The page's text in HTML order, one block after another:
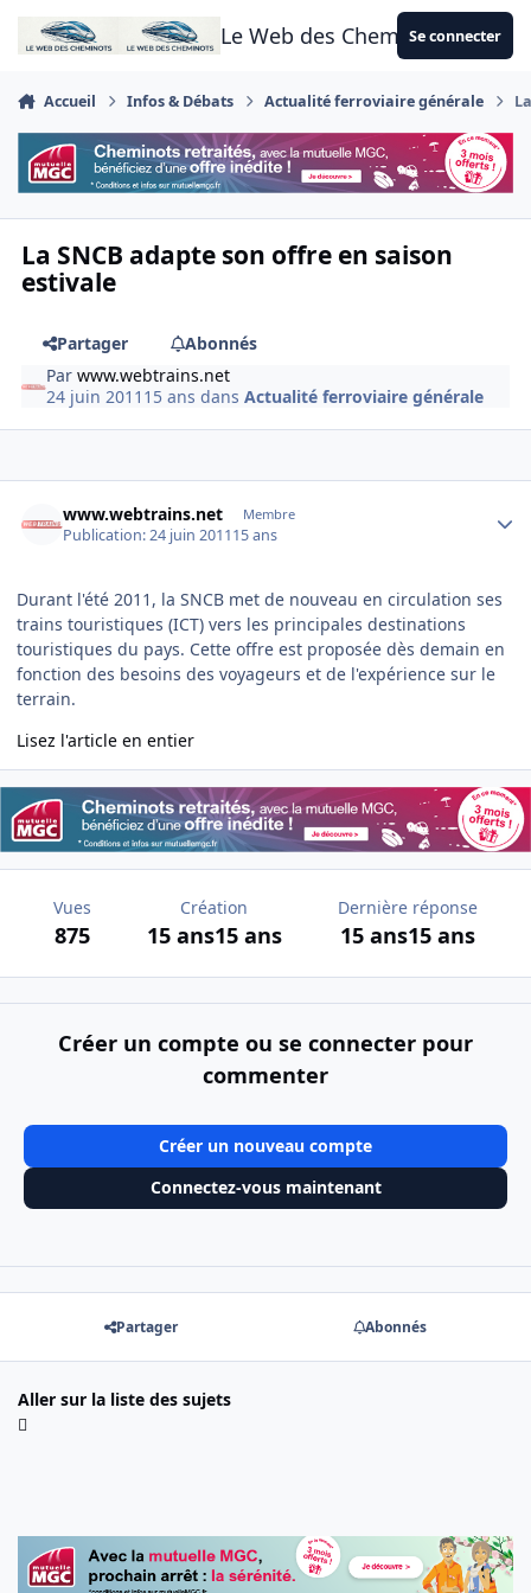
Aller au contenu
Le Web des CheminotsSe connecter
Accueil Infos & Débats Actualité ferroviaire générale
La SNCB adapte son offre en saison
estivale
Partager
Abonnés
Parwww.webtrains.net
24 juin 2011 15 ans dansActualité ferroviaire générale
www.webtrains.net Membre
Publication:24 juin 201115 ans
Durant l'été 2011, la SNCB met de nouveau en circulation ses
trains touristiques (ICT) vers les principales destinations
touristiques du pays. Cette offre est proposée dès demain en
fonction des besoins des voyageurs et de l'expérience sur le
terrain.
Lisez l'article en entier
Vues
875
Création
15 ans15 ans
Dernière réponse
15 ans15 ans
Créer un compte ou se connecter pour
commenter
Créer un nouveau compte
Connectez-vous maintenant
Partager Abonnés
Aller sur la liste des sujets